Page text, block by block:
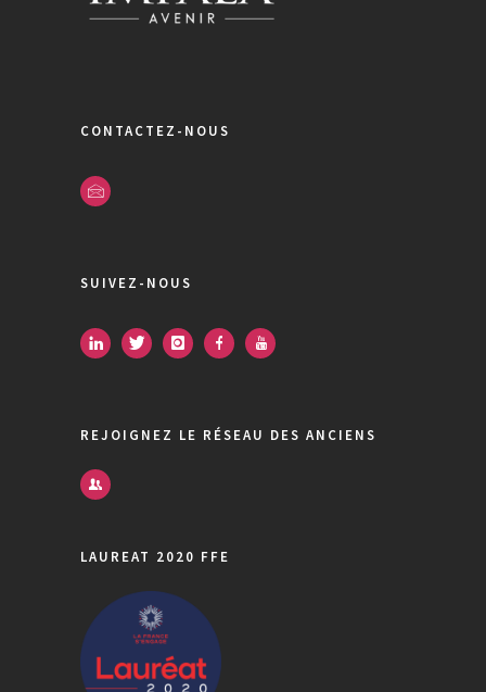
CONTACTEZ-NOUS
SUIVEZ-NOUS
REJOIGNEZ LE RÉSEAU DES ANCIENS
LAUREAT 2020 FFE